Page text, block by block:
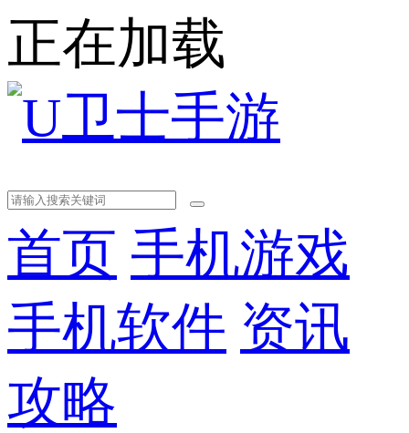
正在加载
首页 手机游戏
手机软件 资讯
攻略